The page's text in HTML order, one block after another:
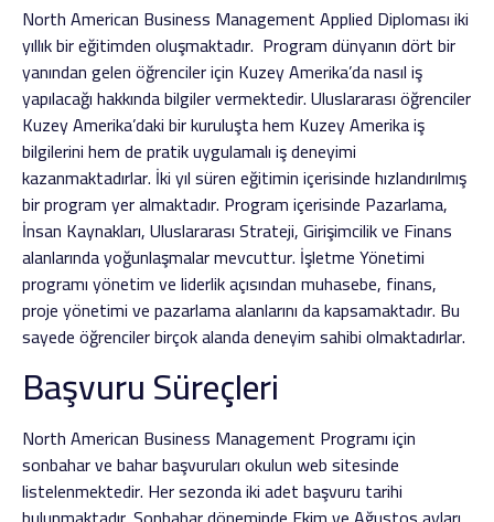
North American Business Management Applied Diploması iki
yıllık bir eğitimden oluşmaktadır. Program dünyanın dört bir
yanından gelen öğrenciler için Kuzey Amerika’da nasıl iş
yapılacağı hakkında bilgiler vermektedir. Uluslararası öğrenciler
Kuzey Amerika’daki bir kuruluşta hem Kuzey Amerika iş
bilgilerini hem de pratik uygulamalı iş deneyimi
kazanmaktadırlar. İki yıl süren eğitimin içerisinde hızlandırılmış
bir program yer almaktadır. Program içerisinde Pazarlama,
İnsan Kaynakları, Uluslararası Strateji, Girişimcilik ve Finans
alanlarında yoğunlaşmalar mevcuttur. İşletme Yönetimi
programı yönetim ve liderlik açısından muhasebe, finans,
proje yönetimi ve pazarlama alanlarını da kapsamaktadır. Bu
sayede öğrenciler birçok alanda deneyim sahibi olmaktadırlar.
Başvuru Süreçleri
North American Business Management Programı için
sonbahar ve bahar başvuruları okulun web sitesinde
listelenmektedir. Her sezonda iki adet başvuru tarihi